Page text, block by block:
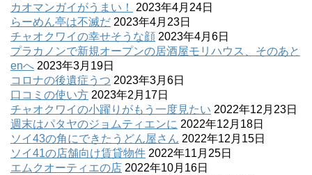
カオマンガイがうまい！
2023年4月24日
らーめん亭は不滅だ 2023年4月23日
チャオクワイの幸せそうな顔 2023年4月6日
プラカノンで新規オープンの居酒屋モリハウス、そのあと
enへ 2023年3月19日
コロナの後遺症うつ 2023年3月6日
口コミの使い方 2023年2月17日
チャオクワイの小躍りがもう一度見たい 2022年12月23日
週末はパタヤのジョムティエンに 2022年12月18日
ソイ43の角にできたうどん屋さん 2022年12月15日
ソイ41の店舗向け賃貸物件 2022年11月25日
エムクオーティエの店 2022年10月16日